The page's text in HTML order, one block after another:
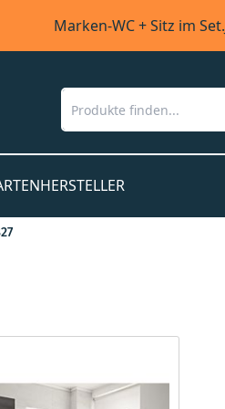
Marken-WC + Sitz im Set.
HERSTELLER